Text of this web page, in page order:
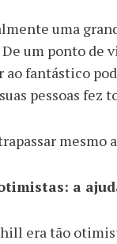
uma
um ponto
ao fantástico
pessoas fez
mesmo
a
era tão